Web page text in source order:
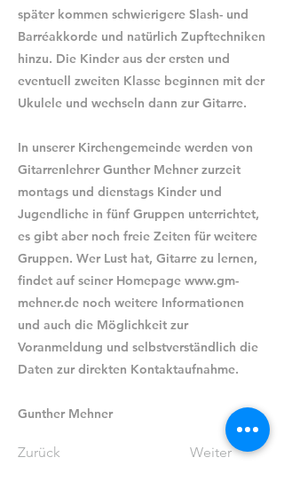
später kommen schwierigere Slash- und
Barréakkorde und natürlich Zupftechniken
hinzu. Die Kinder aus der ersten und
eventuell zweiten Klasse beginnen mit der
Ukulele und wechseln dann zur Gitarre.
In unserer Kirchengemeinde werden von
Gitarrenlehrer Gunther Mehner zurzeit
montags und dienstags Kinder und
Jugendliche in fünf Gruppen unterrichtet,
es gibt aber noch freie Zeiten für weitere
Gruppen. Wer Lust hat, Gitarre zu lernen,
findet auf seiner Homepage www.gm-
mehner.de noch weitere Informationen
und auch die Möglichkeit zur
Voranmeldung und selbstverständlich die
Daten zur direkten Kontaktaufnahme.
Gunther Mehner
Zurück Weiter